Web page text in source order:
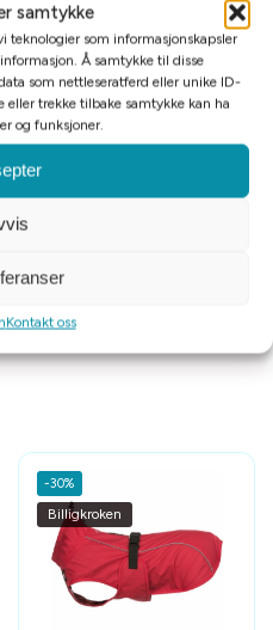
samtykke
teknologier som informasjonskapsler
Å samtykke til disse
som nettleseratferd eller unike ID-
trekke tilbake samtykke kan ha
og funksjoner.
Kontakt oss
på mørke og overskyede
pakkes ned og lages i
-30%
Billigkroken